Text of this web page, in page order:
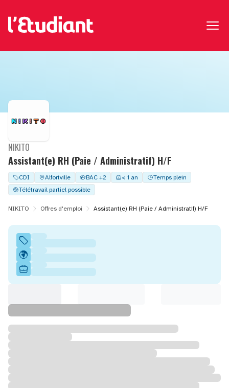
Assistant(e) RH (Paie / Administratif) H/F
NIKITO
CDI Alfortville BAC +2 < 1 an
Temps plein
Télétravail partiel possible
NIKITO Offres d'emploi Assistant(e) RH (Paie / Administratif) H/F